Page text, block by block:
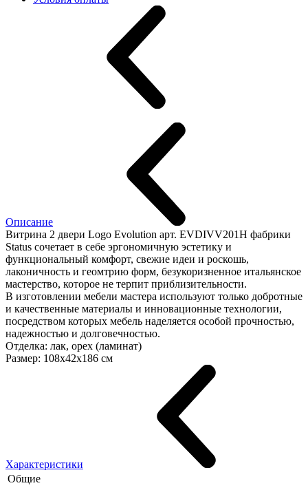
Описание
Витрина 2 двери Logo Evolution арт. EVDIVV201H фабрики
Status сочетает в себе эргономичную эстетику и
функциональный комфорт, свежие идеи и роскошь,
лаконичность и геомтрию форм, безукоризненное итальянское
мастерство, которое не терпит приблизительности.
В изготовлении мебели мастера используют только добротные
и качественные материалы и инновационные технологии,
посредством которых мебель наделяется особой прочностью,
надежностью и долговечностью.
Отделка: лак, орех (ламинат)
Размер: 108х42х186 см
Характеристики
Общие